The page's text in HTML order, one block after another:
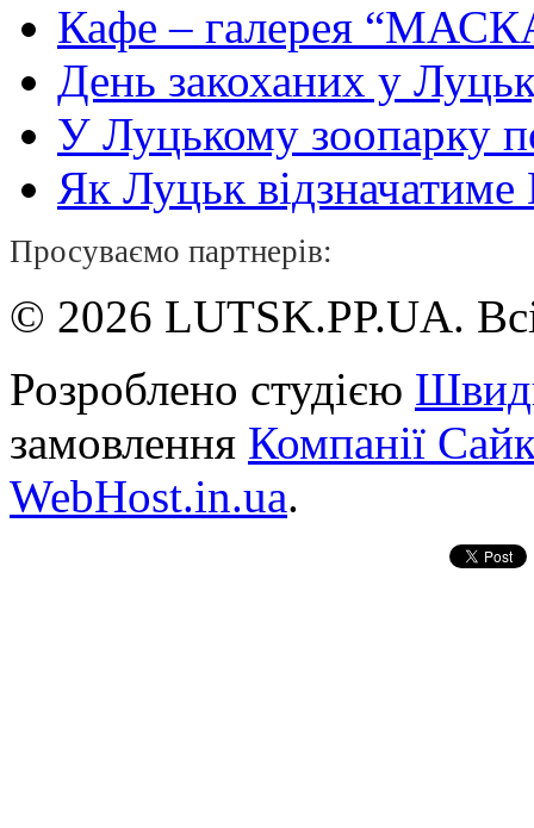
Кафе – галерея
День закоханих у
У Луцькому зоопарку
Як Луцьк відзначатиме
Просуваємо партнерів:
© 2026 LUTSK.PP.UA.
Розроблено студією
замовлення Компанії
WebHost.in.ua.